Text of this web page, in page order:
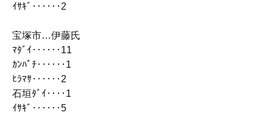
ｲｻｷﾞ‥‥‥2
宝塚市…伊藤氏
ﾏﾀﾞｲ‥‥‥11
ｶﾝﾊﾟﾁ‥‥‥1
ﾋﾗﾏｻ‥‥‥2
石垣ﾀﾞｲ‥‥1
ｲｻｷﾞ‥‥‥5